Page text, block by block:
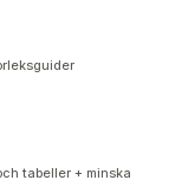
tabeller + minska